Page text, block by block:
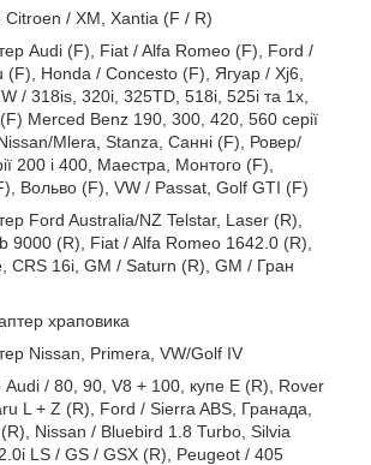
Citroen / XM, Xantia (F / R)
Audi (F), Fiat / Alfa Romeo (F), Ford /
(F), Honda / Concesto (F), Ягуар / Xj6,
/ 318is, 320i, 325TD, 518i, 525i та 1x,
Merced Benz 190, 300, 420, 560 серії
Mlera, Stanza, Санні (F), Ровер/
200 і 400, Маестра, Монтого (F),
Вольво (F), VW / Passat, Golf GTI (F)
Ford Australia/NZ Telstar, Laser (R),
9000 (R), Fiat / Alfa Romeo 1642.0 (R),
CRS 16i, GM / Saturn (R), GM / Гран
храповика
Nissan, Primera, VW/Golf IV
/ 80, 90, V8 + 100, купе E (R), Rover
L + Z (R), Ford / Sierra ABS, Гранада,
Nissan / Bluebird 1.8 Turbo, Silvia
LS / GS / GSX (R), Peugeot / 405